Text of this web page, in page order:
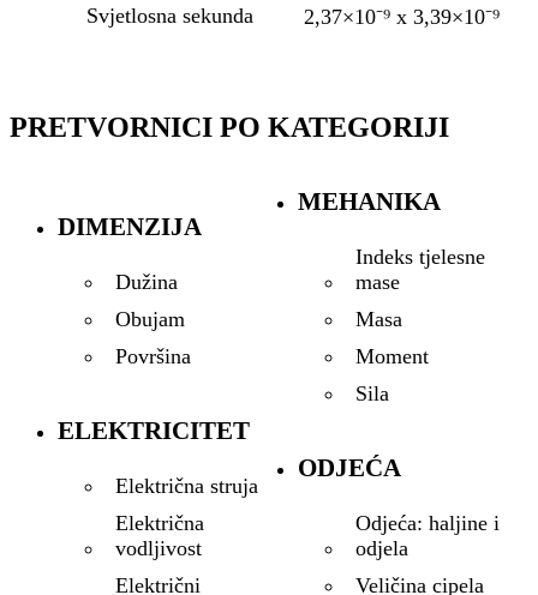
Svjetlosna sekunda
2,37×10⁻⁹ x 3,39×10⁻⁹
PRETVORNICI PO KATEGORIJI
DIMENZIJA
Dužina
Obujam
Površina
ELEKTRICITET
Električna struja
Električna
vodljivost
Električni
MEHANIKA
Indeks tjelesne
mase
Masa
Moment
Sila
ODJEĆA
Odjeća: haljine i
odjela
Veličina cipela